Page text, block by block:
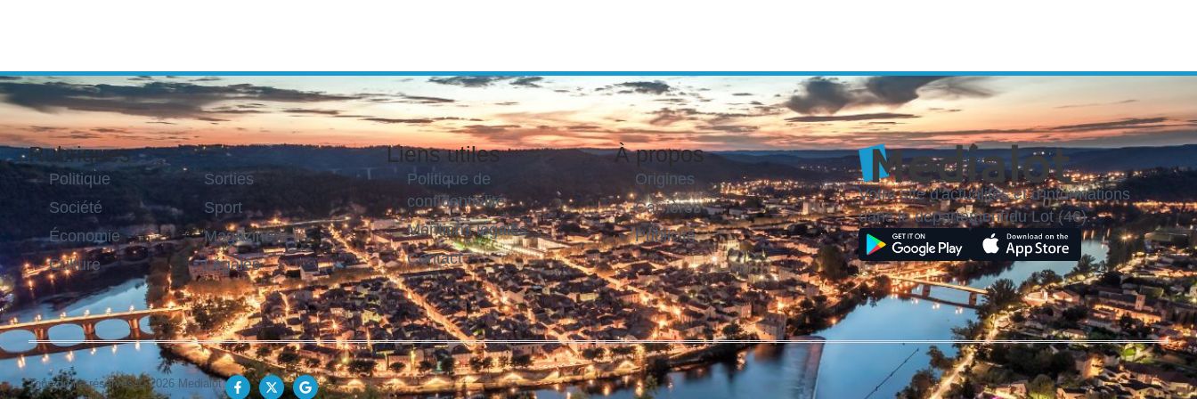
Rubriques
Politique
Société
Économie
Culture
Sorties
Sport
Magazine
Légales
Liens utiles
Politique de
confidentialité
Mentions légales
Contact
À propos
Origines
Carrières
Publicité
Votre site d'actualités et d'informations
dans le département du Lot (46).
Tous droits réservés © 2026 Medialot.